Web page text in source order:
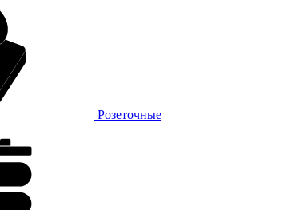
Розеточные